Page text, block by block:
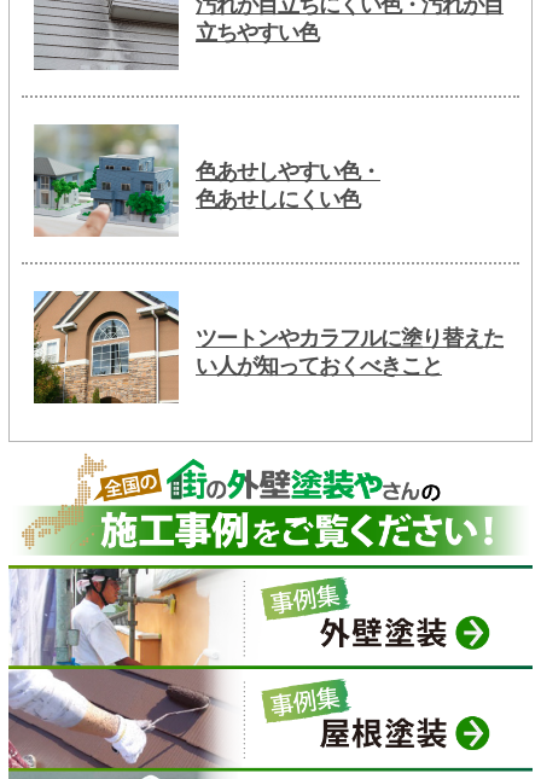
立ちやすい色
色あせしやすい色・
色あせしにくい色
ツートンやカラフルに塗り替えた
い人が知っておくべきこと